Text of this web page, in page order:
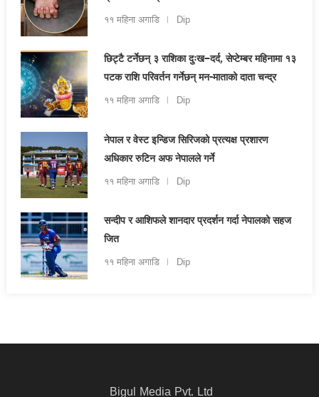
११ महिना अगाडि Dip
छिट्टै टर्नेछन् ३ राशिका दुःख–दर्द, सेप्टेम्बर महिनामा १३
पटक राशि परिवर्तन गर्नेछन् मन-माताको दाता चन्द्र
११ महिना अगाडि Dip
नेपाल र वेस्ट इन्डिज सिरिजको प्रत्यक्ष प्रशारण
अधिकार रुटिन अफ नेपालले गर्ने
११ महिना अगाडि Dip
सन्दीप र आशिफले शानदार प्रदर्शन गर्दा नेपालको सहज
जित
११ महिना अगाडि Dip
Bigul Media Pvt. Ltd